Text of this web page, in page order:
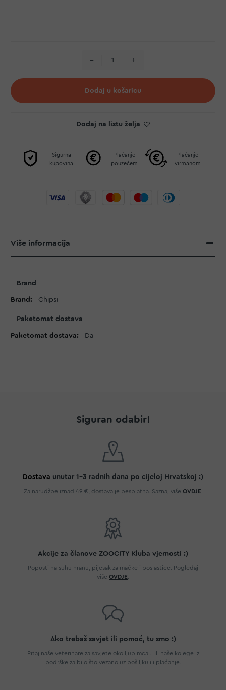
Dodaj u košaricu
Dodaj na listu želja
Sigurna
kupovina
Plaćanje
pouzećem
Plaćanje
virmanom
Više informacija
informacija
Brand
Chipsi
Paketomat dostava
Da
Siguran odabir!
Dostava unutar 1-3 radnih dana po cijeloj Hrvatskoj :)
Za narudžbe iznad 49 €, dostava je besplatna. Saznaj više OVDJE
Akcije za članove ZOOCITY Kluba vjernosti :)
Popusti na suhu hranu, pijesak za mačke i poslastice. Pogledaj
više OVDJE
Ako trebaš savjet ili pomoć, tu smo :)
Pitaj naše veterinare za savjete oko ljubimca... Ili naše kolege iz
podrške za bilo što vezano uz pošiljku ili plaćanje.